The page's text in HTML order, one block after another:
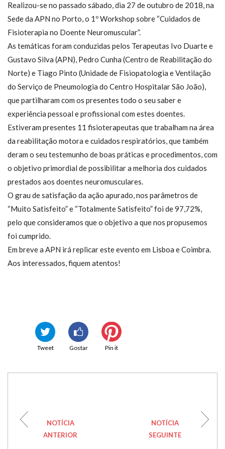
Realizou-se no passado sábado, dia 27 de outubro de 2018, na
Sede da APN no Porto, o 1º Workshop sobre “Cuidados de
Fisioterapia no Doente Neuromuscular”.
As temáticas foram conduzidas pelos Terapeutas Ivo Duarte e
Gustavo Silva (APN), Pedro Cunha (Centro de Reabilitação do
Norte) e Tiago Pinto (Unidade de Fisiopatologia e Ventilação
do Serviço de Pneumologia do Centro Hospitalar São João),
que partilharam com os presentes todo o seu saber e
experiência pessoal e profissional com estes doentes.
Estiveram presentes 11 fisioterapeutas que trabalham na área
da reabilitação motora e cuidados respiratórios, que também
deram o seu testemunho de boas práticas e procedimentos, com
o objetivo primordial de possibilitar a melhoria dos cuidados
prestados aos doentes neuromusculares.
O grau de satisfação da ação apurado, nos parâmetros de
“Muito Satisfeito” e “Totalmente Satisfeito” foi de 97,72%,
pelo que consideramos que o objetivo a que nos propusemos
foi cumprido.
Em breve a APN irá replicar este evento em Lisboa e Coimbra.
Aos interessados, fiquem atentos!
Tweet Gostar Pin it
NOTÍCIA
ANTERIOR
NOTÍCIA
SEGUINTE